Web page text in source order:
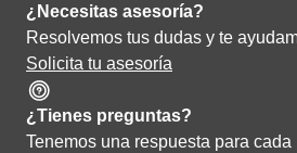
¿Necesitas asesoría?
Resolvemos tus dudas y te
Solicita tu asesoría
¿Tienes preguntas?
Tenemos una respuesta para cada